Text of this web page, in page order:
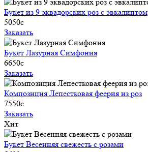
Букет из 9 эквадорских роз с эвкалиптом
5050c
Заказать
Букет Лазурная Симфония
6650c
Заказать
Композиция Лепестковая феерия из роз
7550c
Заказать
Хит
Букет Весенняя свежесть с розами